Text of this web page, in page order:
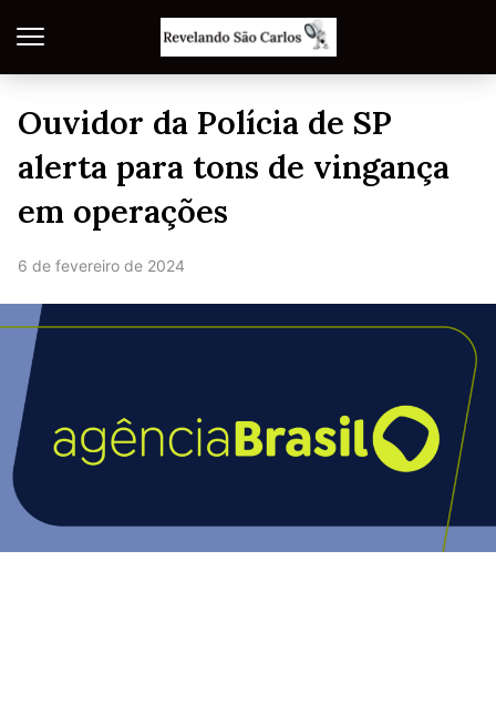
Ouvidor da Polícia de SP
alerta para tons de vingança
em operações
6 de fevereiro de 2024